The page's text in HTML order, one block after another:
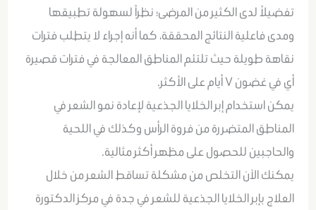
تفضيلاً لدى الكثير من المرضى؛ نظراً لسهولة تطبيقها
ومدى فاعلية النتائج المحققة، كما أنه إجراء لا يتطلب فترات
نقاهة طويلة حيث تلتئم المناطق المعالجة في فترات قصيرة
أي في غضون ٧ أيام على الأكثر.
يمكن استخدام إبر الخلايا الجذعية لإعادة نمو الشعر في
المناطق المتضررة من فروة الرأس وكذلك في اللحية
والحاجبين للحصول على مظهر أكثر مثالية.
يمكنك الآن التخلص من مشكلة تساقط الشعر من خلال
العلاج بإبر الخلايا الجذعية للشعر في جدة في مركز الدكتورة